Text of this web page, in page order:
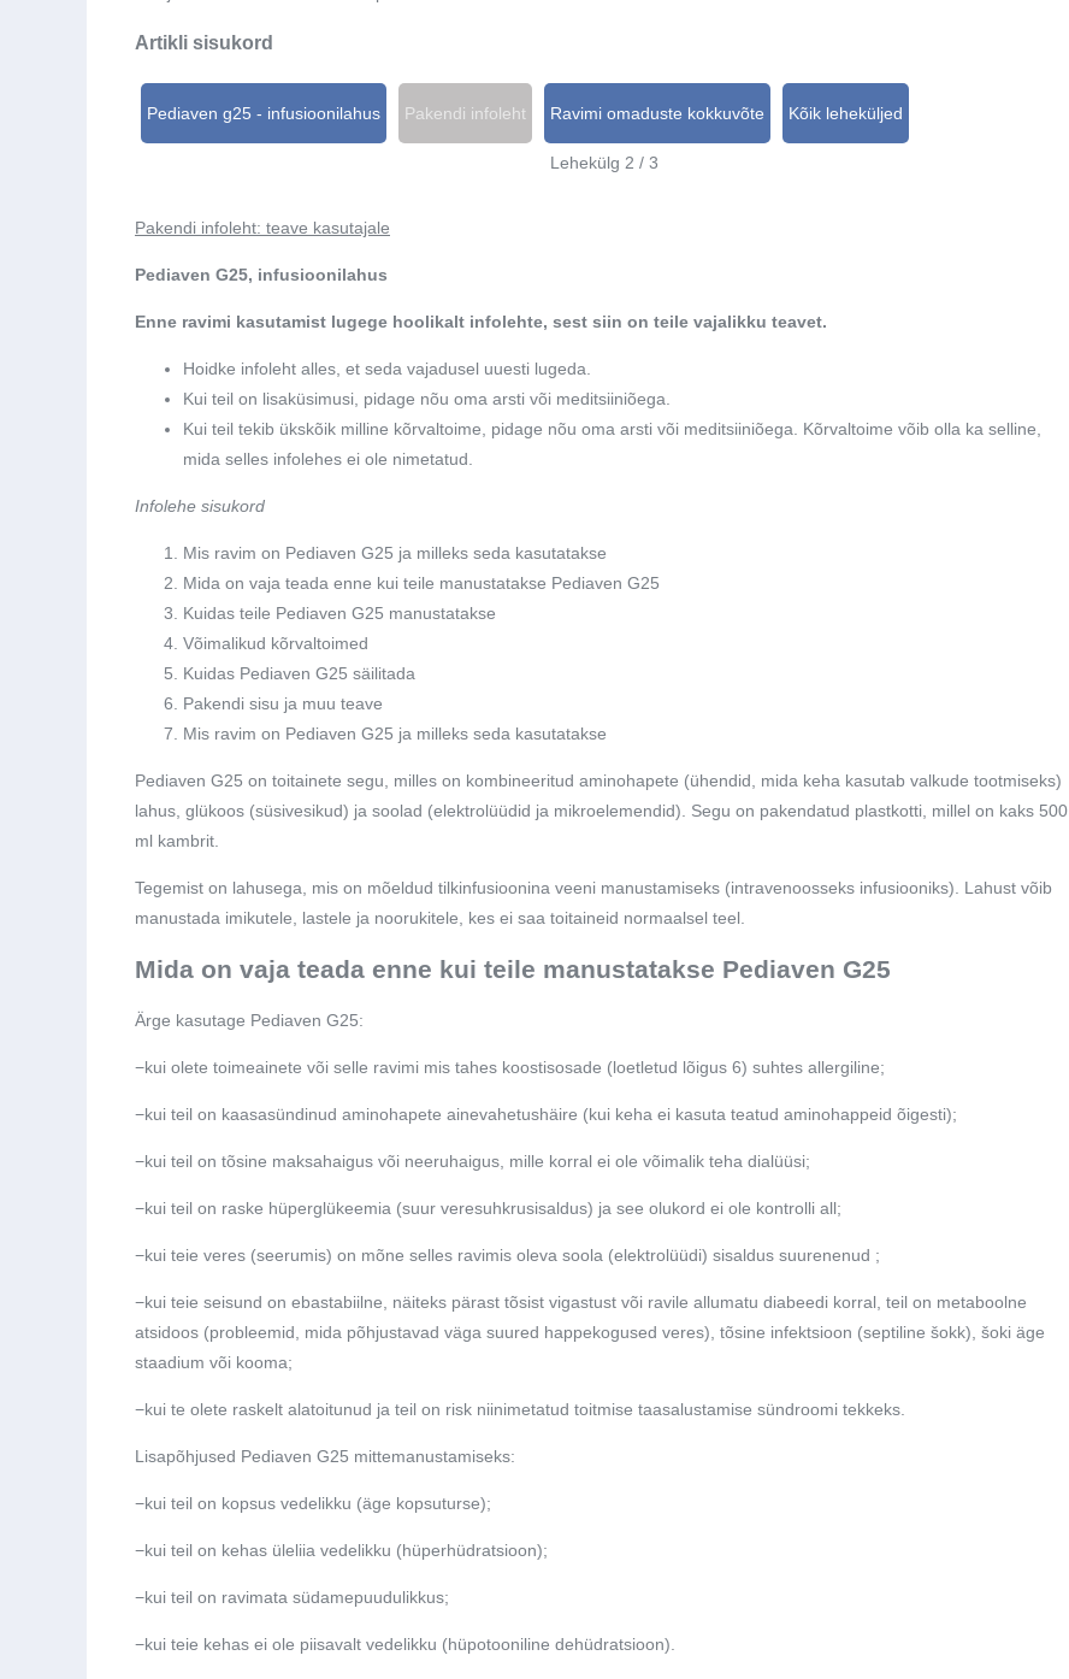
Artikli sisukord
Pediaven g25 - infusioonilahus Pakendi infoleht Ravimi omaduste kokkuvõte Kõik leheküljed
Lehekülg 2 / 3
Pakendi infoleht: teave kasutajale
Pediaven G25, infusioonilahus
Enne ravimi kasutamist lugege hoolikalt infolehte, sest siin on teile vajalikku teavet.
Hoidke infoleht alles, et seda vajadusel uuesti lugeda.
Kui teil on lisaküsimusi, pidage nõu oma arsti või meditsiiniõega.
Kui teil tekib ükskõik milline kõrvaltoime, pidage nõu oma arsti või meditsiiniõega. Kõrvaltoime võib olla ka selline,
mida selles infolehes ei ole nimetatud.
Infolehe sisukord
Mis ravim on Pediaven G25 ja milleks seda kasutatakse
Mida on vaja teada enne kui teile manustatakse Pediaven G25
Kuidas teile Pediaven G25 manustatakse
Võimalikud kõrvaltoimed
Kuidas Pediaven G25 säilitada
Pakendi sisu ja muu teave
Mis ravim on Pediaven G25 ja milleks seda kasutatakse
Pediaven G25 on toitainete segu, milles on kombineeritud aminohapete (ühendid, mida keha kasutab valkude tootmiseks)
lahus, glükoos (süsivesikud) ja soolad (elektrolüüdid ja mikroelemendid). Segu on pakendatud plastkotti, millel on kaks 500
ml kambrit.
Tegemist on lahusega, mis on mõeldud tilkinfusioonina veeni manustamiseks (intravenoosseks infusiooniks). Lahust võib
manustada imikutele, lastele ja noorukitele, kes ei saa toitaineid normaalsel teel.
Mida on vaja teada enne kui teile manustatakse Pediaven G25
Ärge kasutage Pediaven G25:
−kui olete toimeainete või selle ravimi mis tahes koostisosade (loetletud lõigus 6) suhtes allergiline;
−kui teil on kaasasündinud aminohapete ainevahetushäire (kui keha ei kasuta teatud aminohappeid õigesti);
−kui teil on tõsine maksahaigus või neeruhaigus, mille korral ei ole võimalik teha dialüüsi;
−kui teil on raske hüperglükeemia (suur veresuhkrusisaldus) ja see olukord ei ole kontrolli all;
−kui teie veres (seerumis) on mõne selles ravimis oleva soola (elektrolüüdi) sisaldus suurenenud ;
−kui teie seisund on ebastabiilne, näiteks pärast tõsist vigastust või ravile allumatu diabeedi korral, teil on metaboolne
atsidoos (probleemid, mida põhjustavad väga suured happekogused veres), tõsine infektsioon (septiline šokk), šoki äge
staadium või kooma;
−kui te olete raskelt alatoitunud ja teil on risk niinimetatud toitmise taasalustamise sündroomi tekkeks.
Lisapõhjused Pediaven G25 mittemanustamiseks:
−kui teil on kopsus vedelikku (äge kopsuturse);
−kui teil on kehas üleliia vedelikku (hüperhüdratsioon);
−kui teil on ravimata südamepuudulikkus;
−kui teie kehas ei ole piisavalt vedelikku (hüpotooniline dehüdratsioon).